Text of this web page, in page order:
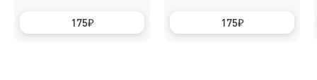
175 175